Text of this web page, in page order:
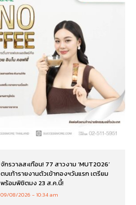
จักรวาลสะเทือน! 77 สาวงาม ‘MUT2026’
ตบเท้ารายงานตัวเข้ากองฯวันแรก เตรียม
พร้อมพิชิตมง 23 ส.ค.นี้!
09/08/2026 10:34 am